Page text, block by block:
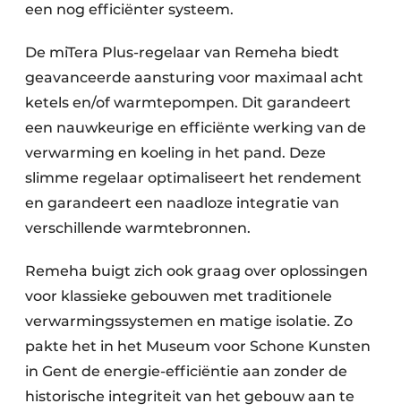
een nog efficiënter systeem.
De miTera Plus-regelaar van Remeha biedt
geavanceerde aansturing voor maximaal acht
ketels en/of warmtepompen. Dit garandeert
een nauwkeurige en efficiënte werking van de
verwarming en koeling in het pand. Deze
slimme regelaar optimaliseert het rendement
en garandeert een naadloze integratie van
verschillende warmtebronnen.
Remeha buigt zich ook graag over oplossingen
voor klassieke gebouwen met traditionele
verwarmingssystemen en matige isolatie. Zo
pakte het in het Museum voor Schone Kunsten
in Gent de energie-efficiëntie aan zonder de
historische integriteit van het gebouw aan te